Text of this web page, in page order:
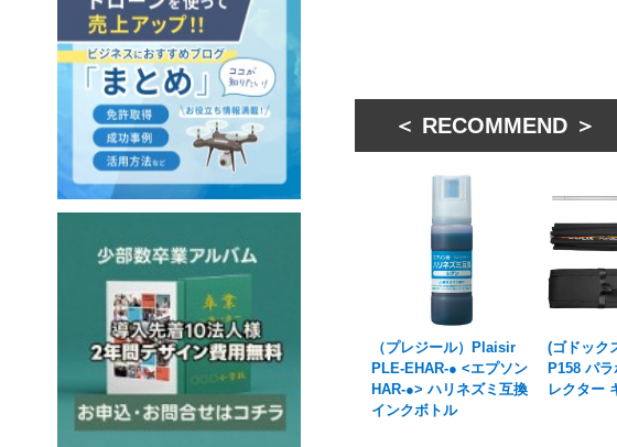
＜
（プレジール）Plaisir
PLE-EHAR-● <エプソン
HAR-●> ハリネズミ互換
インクボトル
(ゴドック
P158 パ
レクター